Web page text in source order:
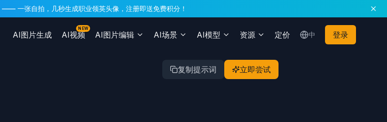
—— 一张自拍，几秒生成职业领英头像，注册即送免费积分！
AI图片生成 AI视频
NEW
AI图片编辑 AI场景 AI模型 资源 定价 中 登录
复制提示词 立即尝试